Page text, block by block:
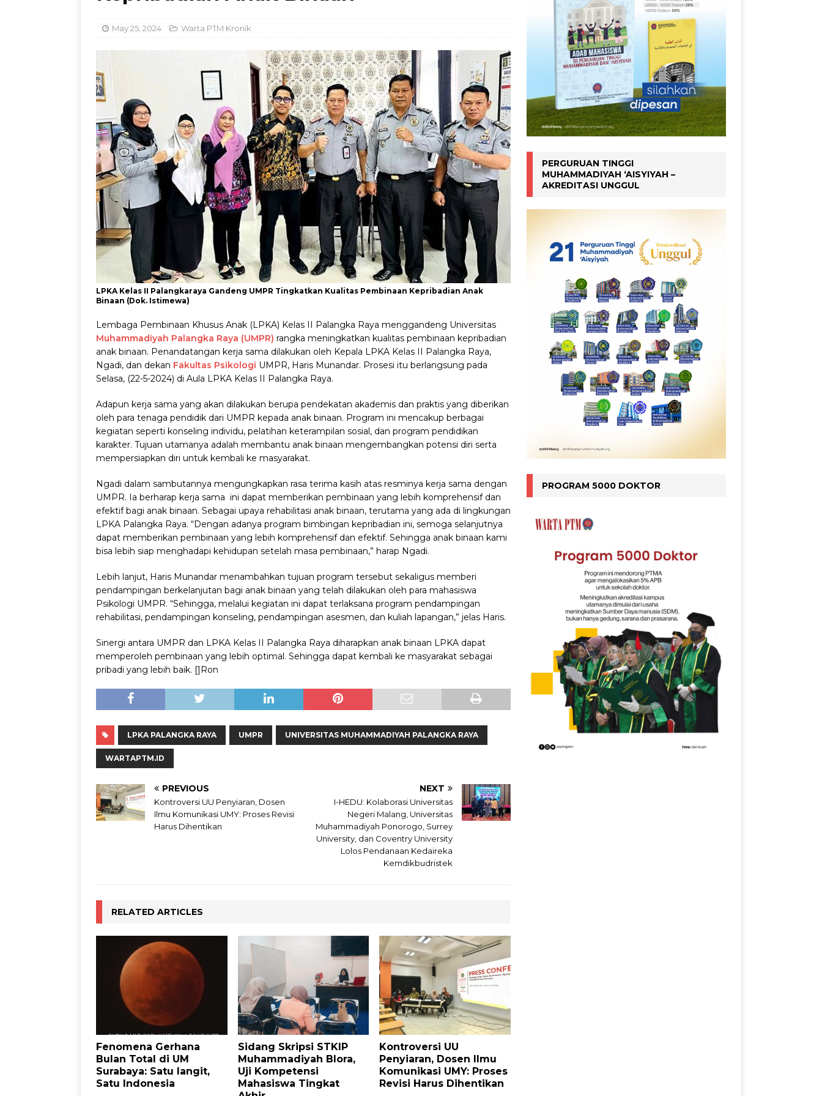
May 25, 2024 Warta PTM Kronik
LPKA Kelas II Palangkaraya Gandeng UMPR Tingkatkan Kualitas Pembinaan Kepribadian Anak
Binaan (Dok. Istimewa)
Lembaga Pembinaan Khusus Anak (LPKA) Kelas II Palangka Raya menggandeng Universitas
Muhammadiyah Palangka Raya (UMPR) rangka meningkatkan kualitas pembinaan kepribadian
anak binaan. Penandatangan kerja sama dilakukan oleh Kepala LPKA Kelas II Palangka Raya,
Ngadi, dan dekan Fakultas Psikologi UMPR, Haris Munandar. Prosesi itu berlangsung pada
Selasa, (22-5-2024) di Aula LPKA Kelas II Palangka Raya.
Adapun kerja sama yang akan dilakukan berupa pendekatan akademis dan praktis yang diberikan
oleh para tenaga pendidik dari UMPR kepada anak binaan. Program ini mencakup berbagai
kegiatan seperti konseling individu, pelatihan keterampilan sosial, dan program pendidikan
karakter. Tujuan utamanya adalah membantu anak binaan mengembangkan potensi diri serta
mempersiapkan diri untuk kembali ke masyarakat.
Ngadi dalam sambutannya mengungkapkan rasa terima kasih atas resminya kerja sama dengan
UMPR. Ia berharap kerja sama ini dapat memberikan pembinaan yang lebih komprehensif dan
efektif bagi anak binaan. Sebagai upaya rehabilitasi anak binaan, terutama yang ada di lingkungan
LPKA Palangka Raya. “Dengan adanya program bimbingan kepribadian ini, semoga selanjutnya
dapat memberikan pembinaan yang lebih komprehensif dan efektif. Sehingga anak binaan kami
bisa lebih siap menghadapi kehidupan setelah masa pembinaan,” harap Ngadi.
Lebih lanjut, Haris Munandar menambahkan tujuan program tersebut sekaligus memberi
pendampingan berkelanjutan bagi anak binaan yang telah dilakukan oleh para mahasiswa
Psikologi UMPR. “Sehingga, melalui kegiatan ini dapat terlaksana program pendampingan
rehabilitasi, pendampingan konseling, pendampingan asesmen, dan kuliah lapangan,” jelas Haris.
Sinergi antara UMPR dan LPKA Kelas II Palangka Raya diharapkan anak binaan LPKA dapat
memperoleh pembinaan yang lebih optimal. Sehingga dapat kembali ke masyarakat sebagai
pribadi yang lebih baik. []Ron
LPKA PALANGKA RAYA UMPR UNIVERSITAS MUHAMMADIYAH PALANGKA RAYA
WARTAPTM.ID
PREVIOUS
Kontroversi UU Penyiaran, Dosen
Ilmu Komunikasi UMY: Proses Revisi
Harus Dihentikan
NEXT
I-HEDU: Kolaborasi Universitas
Negeri Malang, Universitas
Muhammadiyah Ponorogo, Surrey
University, dan Coventry University
Lolos Pendanaan Kedaireka
Kemdikbudristek
RELATED ARTICLES
Fenomena Gerhana
Bulan Total di UM
Surabaya: Satu langit,
Satu Indonesia
Sidang Skripsi STKIP
Muhammadiyah Blora,
Uji Kompetensi
Mahasiswa Tingkat
Kontroversi UU
Penyiaran, Dosen Ilmu
Komunikasi UMY: Proses
Revisi Harus Dihentikan
PERGURUAN TINGGI
MUHAMMADIYAH ‘AISYIYAH –
AKREDITASI UNGGUL
PROGRAM 5000 DOKTOR